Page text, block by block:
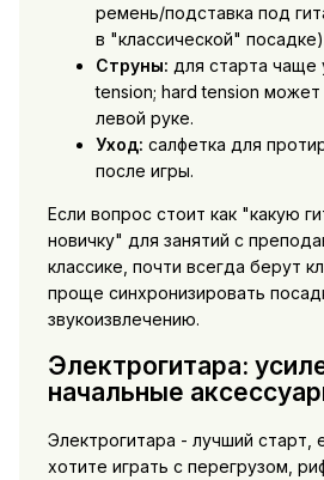
ремень/подставка под
в "классической"
Струны: для старта чаще
tension; hard tension
левой руке.
Уход: салфетка для
после игры.
Если вопрос стоит как "какую
новичку" для занятий с
классике, почти всегда берут
проще синхронизировать
звукоизвлечению.
Электрогитара:
начальные
Электрогитара - лучший старт,
хотите играть с перегрузом,